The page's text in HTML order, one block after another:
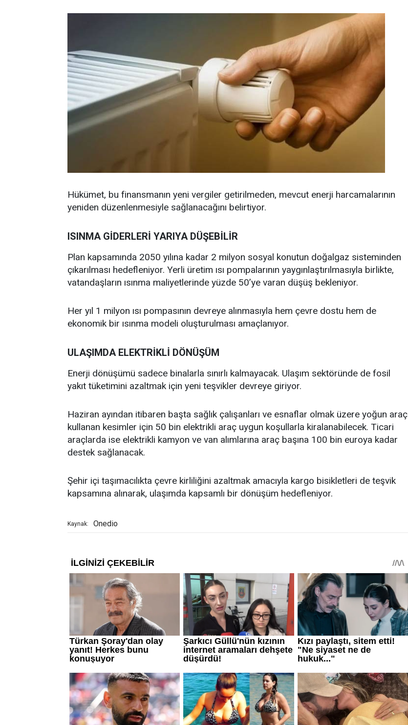
Hükümet, bu finansmanın yeni vergiler getirilmeden, mevcut enerji harcamalarının
yeniden düzenlenmesiyle sağlanacağını belirtiyor.
ISINMA GİDERLERİ YARIYA DÜŞEBİLİR
Plan kapsamında 2050 yılına kadar 2 milyon sosyal konutun doğalgaz sisteminden
çıkarılması hedefleniyor. Yerli üretim ısı pompalarının yaygınlaştırılmasıyla birlikte,
vatandaşların ısınma maliyetlerinde yüzde 50’ye varan düşüş bekleniyor.
Her yıl 1 milyon ısı pompasının devreye alınmasıyla hem çevre dostu hem de
ekonomik bir ısınma modeli oluşturulması amaçlanıyor.
ULAŞIMDA ELEKTRİKLİ DÖNÜŞÜM
Enerji dönüşümü sadece binalarla sınırlı kalmayacak. Ulaşım sektöründe de fosil
yakıt tüketimini azaltmak için yeni teşvikler devreye giriyor.
Haziran ayından itibaren başta sağlık çalışanları ve esnaflar olmak üzere yoğun araç
kullanan kesimler için 50 bin elektrikli araç uygun koşullarla kiralanabilecek. Ticari
araçlarda ise elektrikli kamyon ve van alımlarına araç başına 100 bin euroya kadar
destek sağlanacak.
Şehir içi taşımacılıkta çevre kirliliğini azaltmak amacıyla kargo bisikletleri de teşvik
kapsamına alınarak, ulaşımda kapsamlı bir dönüşüm hedefleniyor.
Kaynak: Onedio